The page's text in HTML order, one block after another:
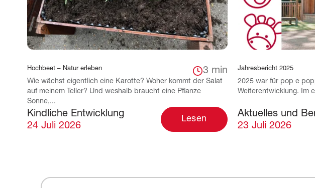
Hochbeet – Natur erleben 3 min
Wie wächst eigentlich eine Karotte? Woher kommt der Salat
auf meinem Teller? Und weshalb braucht eine Pflanze
Sonne,...
Kindliche Entwicklung
24 Juli 2026
Lesen
Jahresbericht 2025
2025 war für pop e
Weiterentwicklung. Im
Aktuelles und
23 Juli 2026